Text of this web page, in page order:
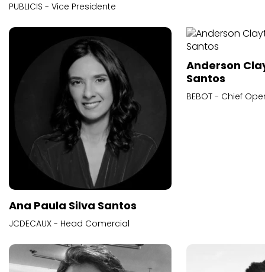
PUBLICIS - Vice Presidente
Ana Paula Silva Santos
JCDECAUX - Head Comercial
Anderson
Santos
BEBOT - Chief